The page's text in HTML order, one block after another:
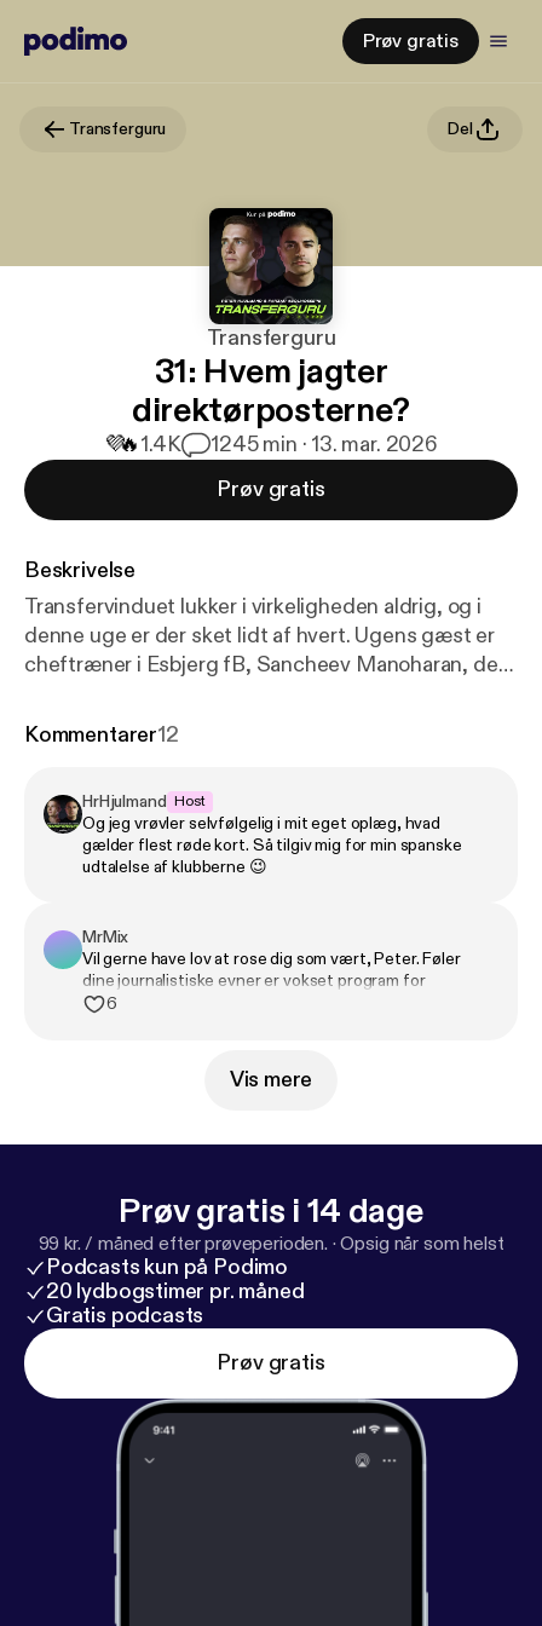
Prøv gratis
Transferguru Del
Transferguru
31: Hvem jagter
direktørposterne?
💜🔥1.4K 1245 min · 13. mar. 2026
Prøv gratis
Beskrivelse
Transfervinduet lukker i virkeligheden aldrig, og i
denne uge er der sket lidt af hvert. Ugens gæst er
cheftræner i Esbjerg fB, Sancheev Manoharan, der
på unge talenter og en klub, der mener, den hører
spørgsmålet sig hos Farzam og Peter: Hvor længe
bliver Jacob Neestrup egentlig i Parken? Samtidig
tager vi temperaturen på direktør-stoledansen i
Peter og Farzam en potentiel joker: Kan Kristian
Kjær lokkes til hovedstaden? Denne episode er
optaget onsdag d. 11/3 26.
Kommentarer12
HrHjulmand Host
Og jeg vrøvler selvfølgelig i mit eget oplæg, hvad
gælder flest røde kort. Så tilgiv mig for min spanske
udtalelse af klubberne 😉
MrMix
Vil gerne have lov at rose dig som vært, Peter. Føler
dine journalistiske evner er vokset program for
program. Dejligt kvalificeret spørgsmål og man kan høre
6
Vis mere
Prøv gratis i 14 dage
99 kr. / måned efter prøveperioden. ·Opsig når som helst
Podcasts kun på Podimo
20 lydbogstimer pr. måned
Gratis podcasts
Prøv gratis